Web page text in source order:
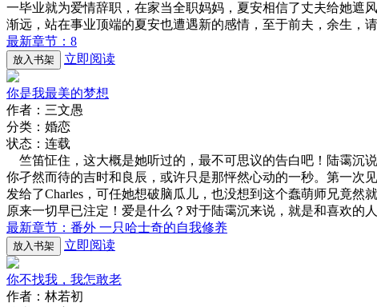
一毕业就为爱情辞职，在家当全职妈妈，夏安相信了丈夫给她遮
渐远，站在事业顶端的夏安也遭遇新的感情，至于前夫，余生
最新章节：8
放入书架 立即阅读
你是我最美的梦想
作者：三文愚
分类：婚恋
状态：连载
竺笛怔住，这大概是她听过的，最不可思议的告白吧！陆霭沉
你孑然而待的吉时和良辰，或许只是那怦然心动的一秒。第一次
发给了Charles，可任她想破脑瓜儿，也没想到这个蠢萌师兄竟
原来一切早已注定！爱是什么？对于陆霭沉来说，就是和喜欢的
最新章节：番外 一只哈士奇的自我修养
放入书架 立即阅读
你不找我，我怎敢老
作者：林若初